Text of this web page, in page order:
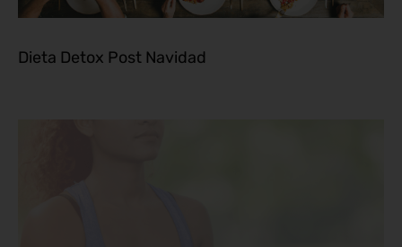
Dieta Detox Post Navidad